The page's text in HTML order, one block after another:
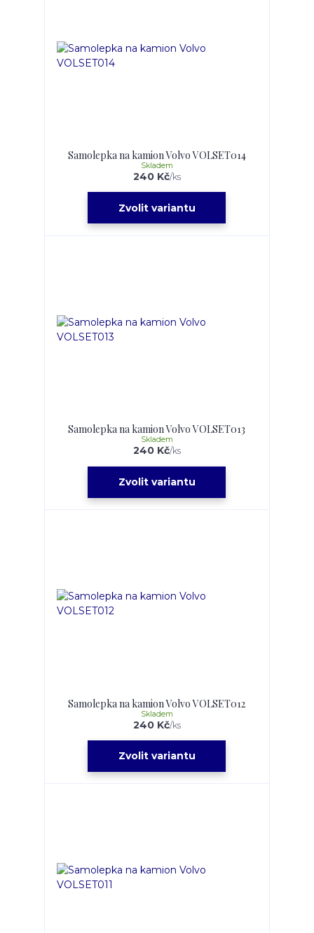
Samolepka na kamion Volvo VOLSET014
240 Kč/ks
Skladem
Zvolit variantu
Samolepka na kamion Volvo VOLSET013
240 Kč/ks
Skladem
Zvolit variantu
Samolepka na kamion Volvo VOLSET012
240 Kč/ks
Skladem
Zvolit variantu